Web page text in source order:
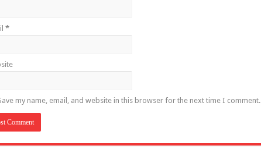
*
my name, email, and website in this browser for the next time I comment.